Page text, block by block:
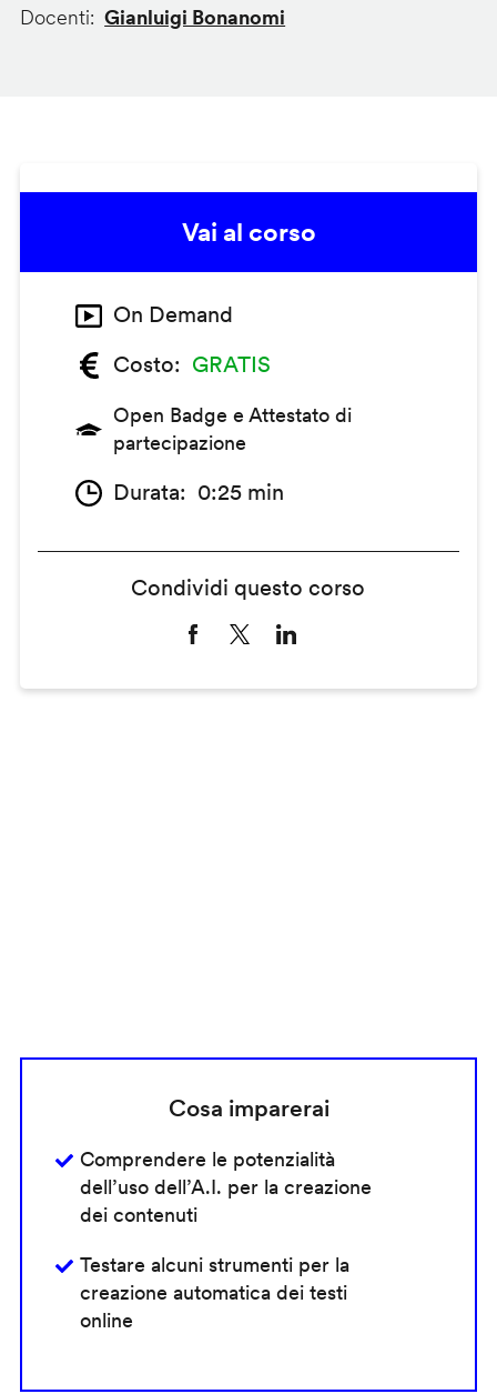
Docenti
Gianluigi Bonanomi
Vai al corso
On Demand
Costo
GRATIS
Open Badge e Attestato di
partecipazione
Durata 0:25 min
Condividi questo corso
Cosa imparerai
Comprendere le potenzialità
dell’uso dell’A.I. per la creazione
dei contenuti
Testare alcuni strumenti per la
creazione automatica dei testi
online